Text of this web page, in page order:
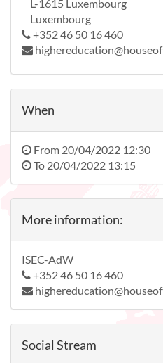
L-1615 Luxembourg
Luxembourg
+352 46 50 16 460
When
From 20/04/2022 12:30
To 20/04/2022 13:15
More information:
ISEC-AdW
+352 46 50 16 460
Social Stream